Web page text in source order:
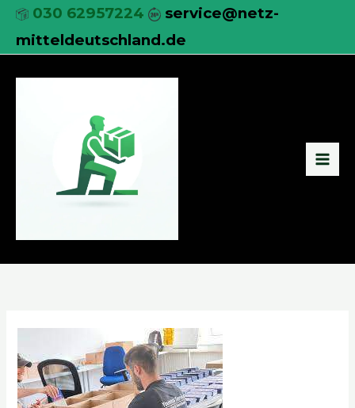
Zum
Inhalt
springen
030 62957224
service@netz-
mitteldeutschland.de